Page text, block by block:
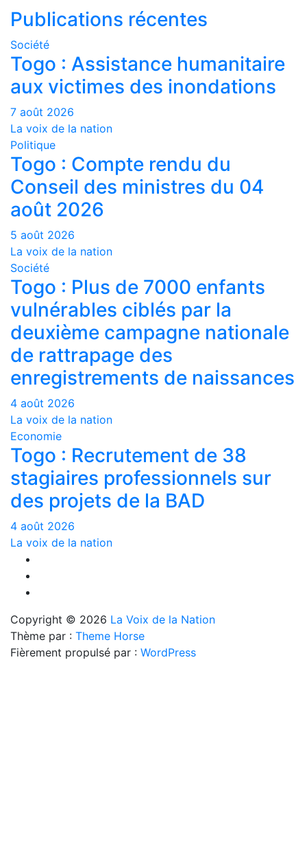
Publications récentes
Société
Togo : Assistance humanitaire
aux victimes des inondations
7 août 2026
La voix de la nation
Politique
Togo : Compte rendu du
Conseil des ministres du 04
août 2026
5 août 2026
La voix de la nation
Société
Togo : Plus de 7000 enfants
vulnérables ciblés par la
deuxième campagne nationale
de rattrapage des
enregistrements de naissances
4 août 2026
La voix de la nation
Economie
Togo : Recrutement de 38
stagiaires professionnels sur
des projets de la BAD
4 août 2026
La voix de la nation
Copyright © 2026 La Voix de la Nation
Thème par : Theme Horse
Fièrement propulsé par : WordPress